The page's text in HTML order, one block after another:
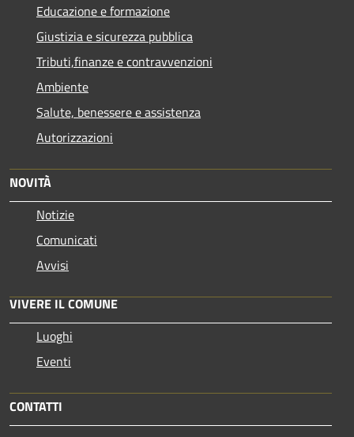
Educazione e formazione
Giustizia e sicurezza pubblica
Tributi,finanze e contravvenzioni
Ambiente
Salute, benessere e assistenza
Autorizzazioni
NOVITÀ
Notizie
Comunicati
Avvisi
VIVERE IL COMUNE
Luoghi
Eventi
CONTATTI